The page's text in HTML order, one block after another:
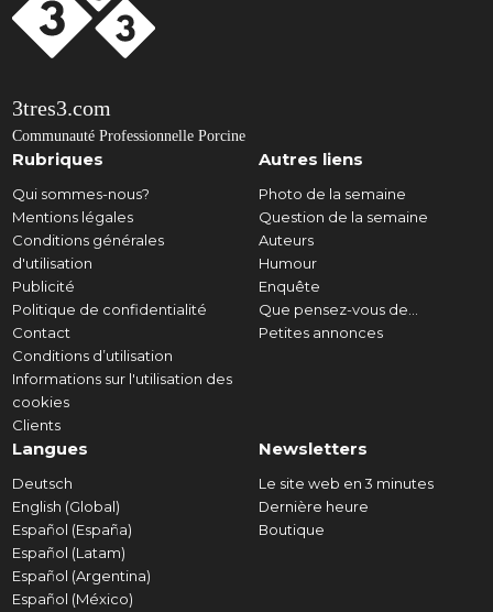
3tres3.com
Communauté Professionnelle Porcine
Rubriques
Qui sommes-nous?
Mentions légales
Conditions générales
d'utilisation
Publicité
Politique de confidentialité
Contact
Conditions d’utilisation
Informations sur l'utilisation des
cookies
Clients
Autres liens
Photo de la semaine
Question de la semaine
Auteurs
Humour
Enquête
Que pensez-vous de...
Petites annonces
Langues
Deutsch
English (Global)
Español (España)
Español (Latam)
Español (Argentina)
Español (México)
Newsletters
Le site web en 3 minutes
Dernière heure
Boutique